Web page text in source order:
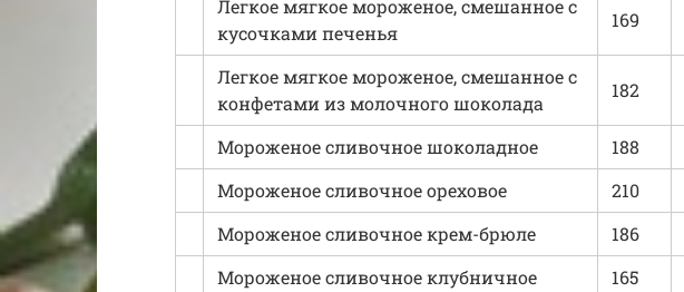
Легкое мягкое мороженое, смешанное с
кусочками печенья
169
Легкое мягкое мороженое, смешанное с
конфетами из молочного шоколада
182
Мороженое сливочное шоколадное 188
Мороженое сливочное ореховое
210
Мороженое сливочное крем-брюле
186
Мороженое сливочное клубничное
165